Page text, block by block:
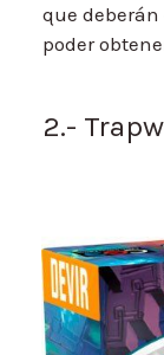
que
poder
2.-